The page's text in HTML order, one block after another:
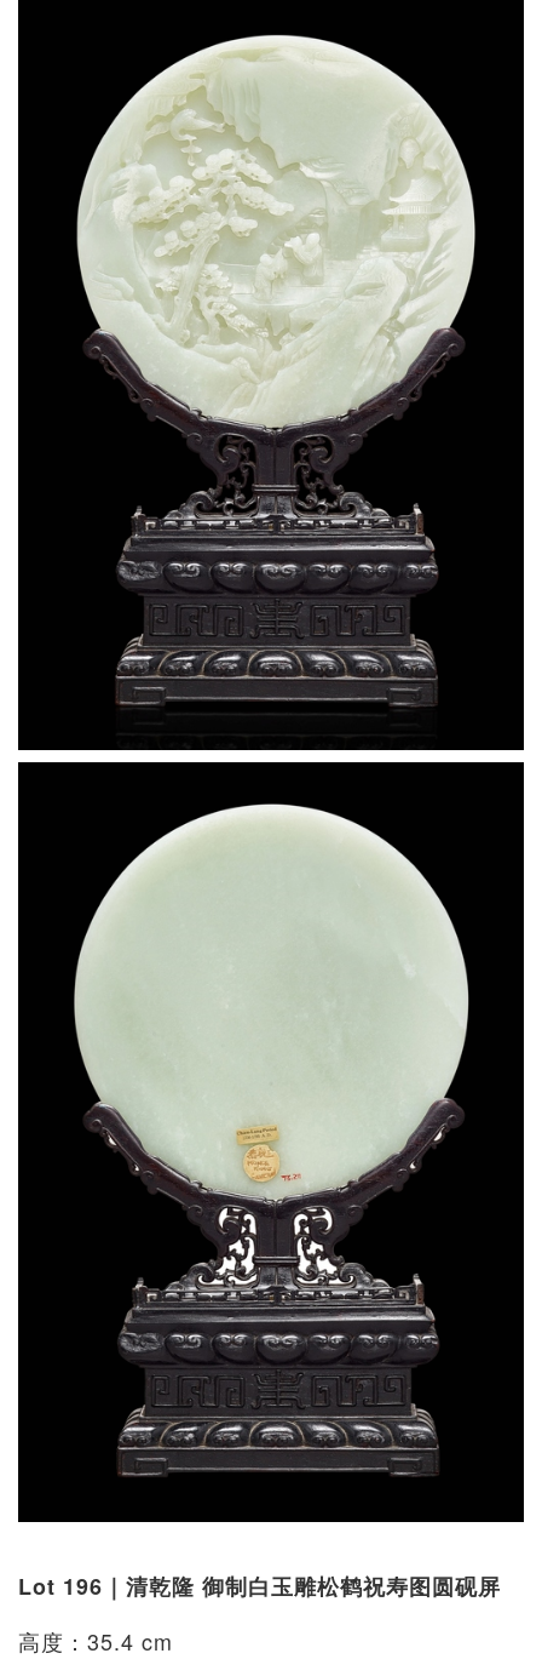
Lot 196｜清乾隆 御制白玉雕松鹤祝寿图圆砚屏
高度：35.4 cm